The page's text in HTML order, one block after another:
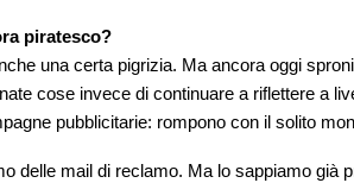
piratesco?
una certa pigrizia. Ma ancora oggi
cose invece di continuare a riflettere a
pubblicitarie: rompono con il solito
delle mail di reclamo. Ma lo sappiamo già